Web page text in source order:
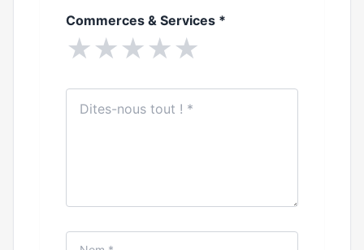
Commerces & Services *
★★★★★